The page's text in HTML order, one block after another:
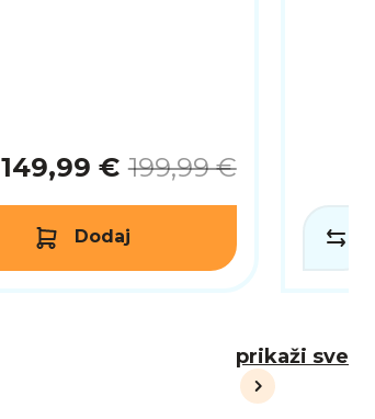
149,99 € 199,99 €
Dodaj
prikaži sve